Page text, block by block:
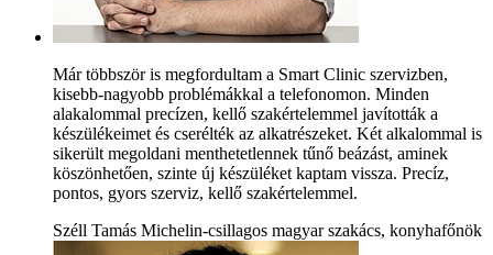
Már többször is megfordultam a Smart Clinic szervizben,
kisebb-nagyobb problémákkal a telefonomon. Minden
alakalommal precízen, kellő szakértelemmel javították a
készülékeimet és cserélték az alkatrészeket. Két alkalommal is
sikerült megoldani menthetetlennek tűnő beázást, aminek
köszönhetően, szinte új készüléket kaptam vissza. Precíz,
pontos, gyors szerviz, kellő szakértelemmel.
Széll Tamás Michelin-csillagos magyar szakács, konyhafőnök